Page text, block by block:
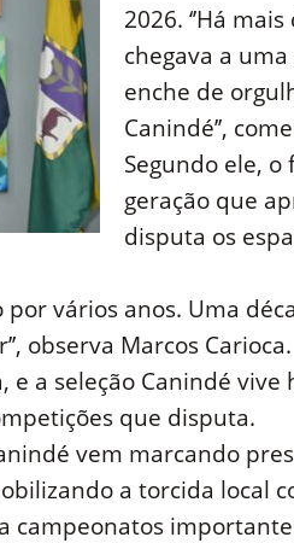
2026. ‘’Há
chegava a
enche de
Canindé’’,
Segundo ele,
geração que
disputa os
por vários anos. Uma
observa Marcos Carioca.
e a seleção Canindé
que disputa.
vem marcando
a torcida local
campeonatos